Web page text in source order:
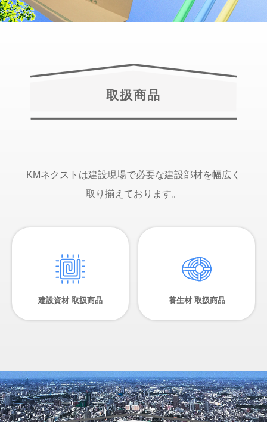
取扱商品
KMネクストは建設現場で必要な建設部材を幅広く
取り揃えております。
建設資材 取扱商品 養生材 取扱商品